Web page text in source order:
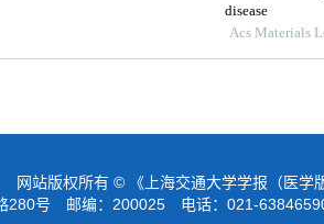
disease
Acs Materials
网站版权所有 © 《上海交通大学学报（医学
280号 邮编：200025 电话：021-